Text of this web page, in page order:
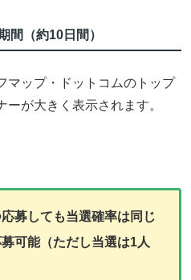
間（約10日間）
マップ・ドットコムのトップ
が大きく表示されます。
募しても当選確率は同じ
可能（ただし当選は1人